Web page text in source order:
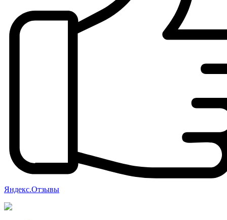
Яндекс.Отзывы